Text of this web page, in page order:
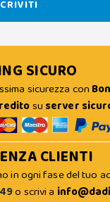
SICURO
sicurezza con
su server
CLIENTI
in ogni fase del tuo
o scrivi a